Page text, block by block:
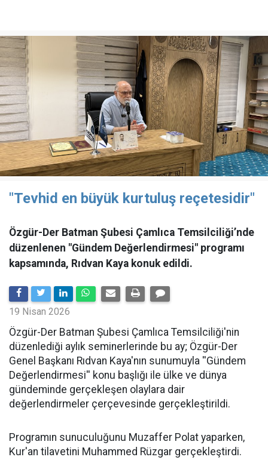
"Tevhid en büyük kurtuluş reçetesidir"
Özgür-Der Batman Şubesi Çamlıca Temsilciliği’nde
düzenlenen "Gündem Değerlendirmesi" programı
kapsamında, Rıdvan Kaya konuk edildi.
19 Nisan 2026
​Özgür-Der Batman Şubesi Çamlıca Temsilciliği'nin
düzenlediği aylık seminerlerinde bu ay; Özgür-Der
Genel Başkanı Rıdvan Kaya'nın sunumuyla ''Gündem
Değerlendirmesi'' konu başlığı ile ülke ve dünya
gündeminde gerçekleşen olaylara dair
değerlendirmeler çerçevesinde gerçekleştirildi.
Programın sunuculuğunu Muzaffer Polat yaparken,
Kur'an tilavetini Muhammed Rüzgar gerçekleştirdi.